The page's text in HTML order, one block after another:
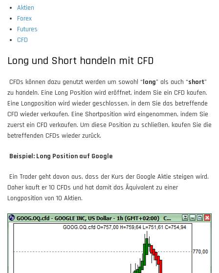
Aktien
Forex
Futures
CFD
Long und Short handeln mit CFD
CFDs können dazu genutzt werden um sowohl “long” als auch “short”
zu handeln. Eine Long Position wird eröffnet, indem Sie ein CFD kaufen.
Eine Longposition wird wieder geschlossen, in dem Sie das betreffende
CFD wieder verkaufen. Eine Shortposition wird eingenommen, indem Sie
zuerst ein CFD verkaufen. Um diese Position zu schließen, kaufen Sie die
betreffenden CFDs wieder zurück.
Beispiel: Long Position auf Google
Ein Trader geht davon aus, dass der Kurs der Google Aktie steigen wird.
Daher kauft er 10 CFDs und hat damit das Äquivalent zu einer
Longposition von 10 Aktien.